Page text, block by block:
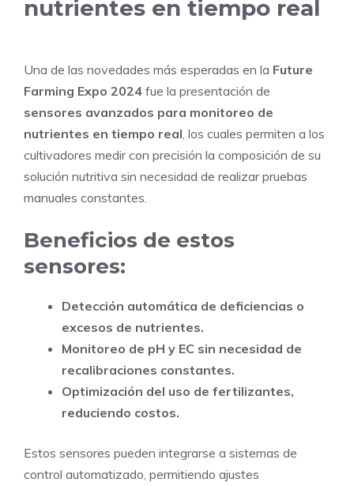
nutrientes en tiempo real
Una de las novedades más esperadas en la Future
Farming Expo 2024 fue la presentación de
sensores avanzados para monitoreo de
nutrientes en tiempo real , los cuales permiten a los
cultivadores medir con precisión la composición de su
solución nutritiva sin necesidad de realizar pruebas
manuales constantes.
Beneficios de estos
sensores:
Detección automática de deficiencias o
excesos de nutrientes.
Monitoreo de pH y EC sin necesidad de
recalibraciones constantes.
Optimización del uso de fertilizantes,
reduciendo costos.
Estos sensores pueden integrarse a sistemas de
control automatizado, permitiendo ajustes